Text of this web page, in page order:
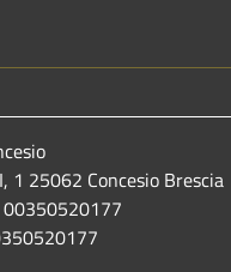
1 25062 Concesio Brescia
00350520177